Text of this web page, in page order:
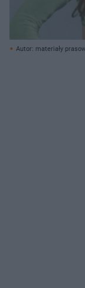
Autor: materiały